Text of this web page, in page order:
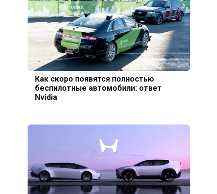
Как скоро появятся полностью
беспилотные автомобили: ответ
Nvidia